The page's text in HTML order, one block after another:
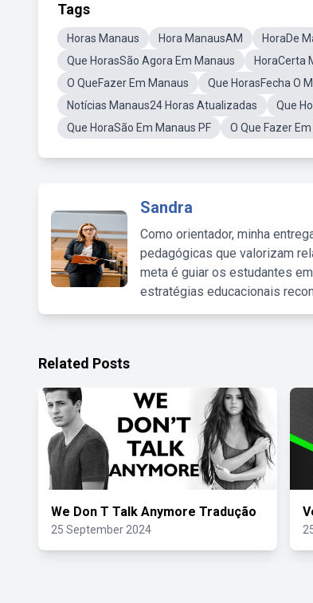
Tags
Horas Manaus Hora ManausAM HoraDe
Que HorasSão Agora Em Manaus
HoraCerta
O QueFazer Em Manaus
Que HorasFecha O
Notícias Manaus24 Horas Atualizadas
Que
Que HoraSão Em Manaus PF
O Que Fazer
Sandra
Como orientador, minha
pedagógicas que valorizam
meta é guiar os estudantes
estratégias educacionais
Related Posts
We Don T Talk Anymore Tradução
25 September 2024